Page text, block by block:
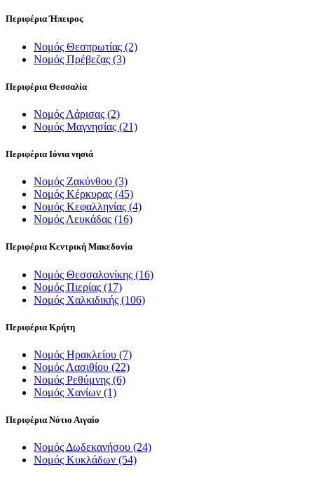
Περιφέρια Ήπειρος
Νομός Θεσπρωτίας (2)
Νομός Πρέβεζας (3)
Περιφέρια Θεσσαλία
Νομός Λάρισας (2)
Νομός Μαγνησίας (21)
Περιφέρια Ιόνια νησιά
Νομός Ζακύνθου (3)
Νομός Κέρκυρας (45)
Νομός Κεφαλληνίας (4)
Νομός Λευκάδας (16)
Περιφέρια Κεντρική Μακεδονία
Νομός Θεσσαλονίκης (16)
Νομός Πιερίας (17)
Νομός Χαλκιδικής (106)
Περιφέρια Κρήτη
Νομός Ηρακλείου (7)
Νομός Λασιθίου (22)
Νομός Ρεθύμνης (6)
Νομός Χανίων (1)
Περιφέρια Νότιο Αιγαίο
Νομός Δωδεκανήσου (24)
Νομός Κυκλάδων (54)